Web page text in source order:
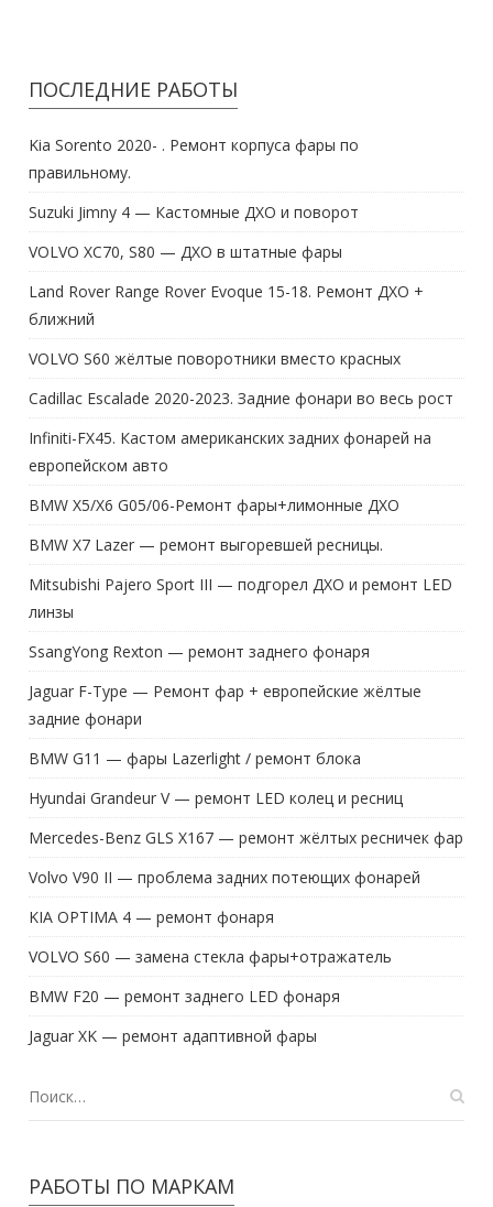
ПОСЛЕДНИЕ РАБОТЫ
Kia Sorento 2020- . Ремонт корпуса фары по
правильному.
Suzuki Jimny 4 — Кастомные ДХО и поворот
VOLVO XC70, S80 — ДХО в штатные фары
Land Rover Range Rover Evoque 15-18. Ремонт ДХО +
ближний
VOLVO S60 жёлтые поворотники вместо красных
Cadillac Escalade 2020-2023. Задние фонари во весь рост
Infiniti-FX45. Кастом американских задних фонарей на
европейском авто
BMW X5/X6 G05/06-Ремонт фары+лимонные ДХО
BMW X7 Lazer — ремонт выгоревшей ресницы.
Mitsubishi Pajero Sport III — подгорел ДХО и ремонт LED
линзы
SsangYong Rexton — ремонт заднего фонаря
Jaguar F-Type — Ремонт фар + европейские жёлтые
задние фонари
BMW G11 — фары Lazerlight / ремонт блока
Hyundai Grandeur V — ремонт LED колец и ресниц
Mercedes-Benz GLS X167 — ремонт жёлтых ресничек фар
Volvo V90 II — проблема задних потеющих фонарей
KIA OPTIMA 4 — ремонт фонаря
VOLVO S60 — замена стекла фары+отражатель
BMW F20 — ремонт заднего LED фонаря
Jaguar XK — ремонт адаптивной фары
РАБОТЫ ПО МАРКАМ